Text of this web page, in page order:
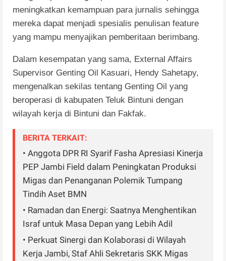
meningkatkan kemampuan para jurnalis sehingga
mereka dapat menjadi spesialis penulisan feature
yang mampu menyajikan pemberitaan berimbang.
Dalam kesempatan yang sama, External Affairs
Supervisor Genting Oil Kasuari, Hendy Sahetapy,
mengenalkan sekilas tentang Genting Oil yang
beroperasi di kabupaten Teluk Bintuni dengan
wilayah kerja di Bintuni dan Fakfak.
BERITA TERKAIT:
• Anggota DPR RI Syarif Fasha Apresiasi Kinerja
PEP Jambi Field dalam Peningkatan Produksi
Migas dan Penanganan Polemik Tumpang
Tindih Aset BMN
• Ramadan dan Energi: Saatnya Menghentikan
Israf untuk Masa Depan yang Lebih Adil
• Perkuat Sinergi dan Kolaborasi di Wilayah
Kerja Jambi, Staf Ahli Sekretaris SKK Migas